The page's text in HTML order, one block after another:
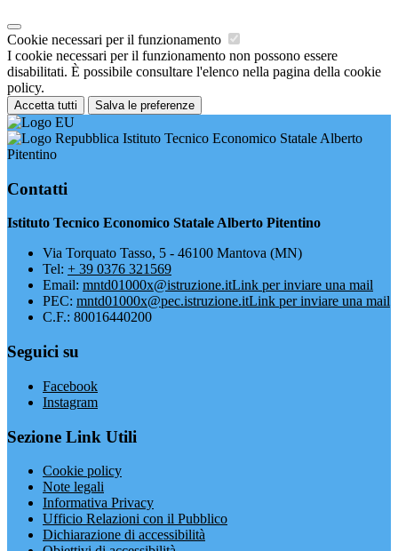
Cookie necessari per il funzionamento
I cookie necessari per il funzionamento non possono essere
disabilitati. È possibile consultare l'elenco nella pagina della cookie
policy.
Accetta tutti Salva le preferenze
Istituto Tecnico Economico Statale Alberto
Pitentino
Contatti
Istituto Tecnico Economico Statale Alberto Pitentino
Via Torquato Tasso, 5 - 46100 Mantova (MN)
Tel: + 39 0376 321569
Email: mntd01000x@istruzione.itLink per inviare una mail
PEC: mntd01000x@pec.istruzione.itLink per inviare una mail
C.F.: 80016440200
Seguici su
Facebook
Instagram
Sezione Link Utili
Cookie policy
Note legali
Informativa Privacy
Ufficio Relazioni con il Pubblico
Dichiarazione di accessibilità